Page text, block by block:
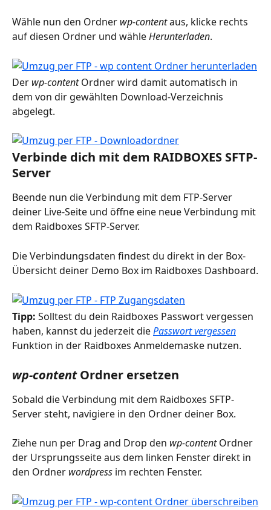
Wähle nun den Ordner wp-content aus, klicke rechts
auf diesen Ordner und wähle Herunterladen.
Der wp-content Ordner wird damit automatisch in
dem von dir gewählten Download-Verzeichnis
abgelegt.
Verbinde dich mit dem RAIDBOXES SFTP-
Server
Beende nun die Verbindung mit dem FTP-Server
deiner Live-Seite und öffne eine neue Verbindung mit
dem Raidboxes SFTP-Server.
Die Verbindungsdaten findest du direkt in der Box-
Übersicht deiner Demo Box im Raidboxes Dashboard.
Tipp: Solltest du dein Raidboxes Passwort vergessen
haben, kannst du jederzeit die Passwort vergessen
Funktion in der Raidboxes Anmeldemaske nutzen.
wp-content Ordner ersetzen
Sobald die Verbindung mit dem Raidboxes SFTP-
Server steht, navigiere in den Ordner deiner Box.
Ziehe nun per Drag and Drop den wp-content Ordner
der Ursprungsseite aus dem linken Fenster direkt in
den Ordner wordpress im rechten Fenster.